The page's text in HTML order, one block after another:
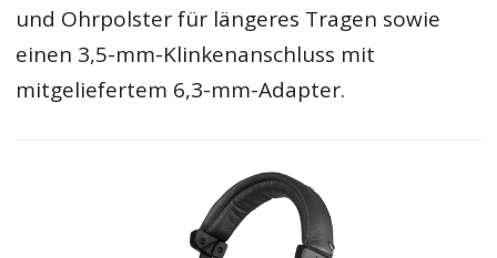
und Ohrpolster für längeres Tragen sowie
einen 3,5-mm-Klinkenanschluss mit
mitgeliefertem 6,3-mm-Adapter.